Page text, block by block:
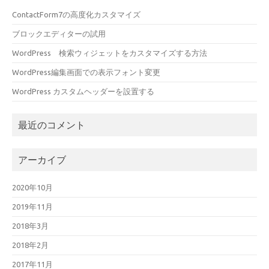
ContactForm7の高度化カスタマイズ
ブロックエディターの試用
WordPress 検索ウィジェットをカスタマイズする方法
WordPress編集画面での表示フォント変更
WordPress カスタムヘッダーを設置する
最近のコメント
アーカイブ
2020年10月
2019年11月
2018年3月
2018年2月
2017年11月